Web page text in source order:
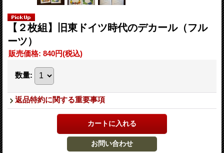
【２枚組】旧東ドイツ時代のデカール（フル
ーツ）
販売価格: 840円(税込)
数量:
返品特約に関する重要事項